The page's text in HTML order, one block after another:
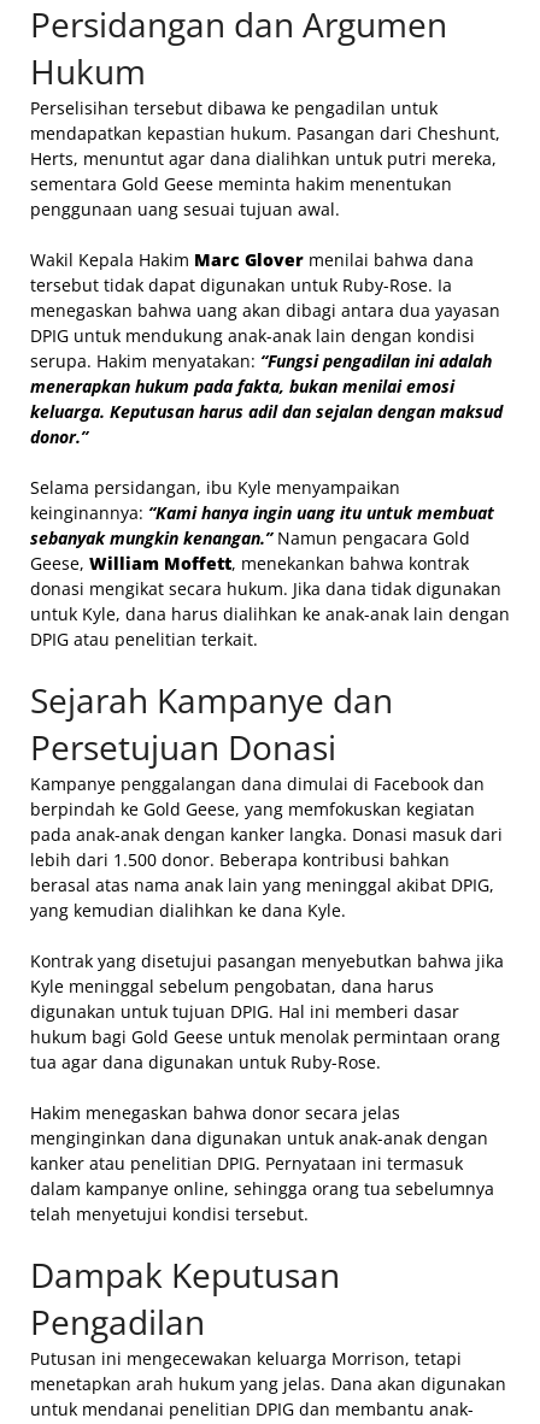
Persidangan dan Argumen
Hukum
Perselisihan tersebut dibawa ke pengadilan untuk
mendapatkan kepastian hukum. Pasangan dari Cheshunt,
Herts, menuntut agar dana dialihkan untuk putri mereka,
sementara Gold Geese meminta hakim menentukan
penggunaan uang sesuai tujuan awal.
Wakil Kepala Hakim Marc Glover menilai bahwa dana
tersebut tidak dapat digunakan untuk Ruby-Rose. Ia
menegaskan bahwa uang akan dibagi antara dua yayasan
DPIG untuk mendukung anak-anak lain dengan kondisi
serupa. Hakim menyatakan: “Fungsi pengadilan ini adalah
menerapkan hukum pada fakta, bukan menilai emosi
keluarga. Keputusan harus adil dan sejalan dengan maksud
donor.”
Selama persidangan, ibu Kyle menyampaikan
keinginannya: “Kami hanya ingin uang itu untuk membuat
sebanyak mungkin kenangan.”Namun pengacara Gold
Geese, William Moffett, menekankan bahwa kontrak
donasi mengikat secara hukum. Jika dana tidak digunakan
untuk Kyle, dana harus dialihkan ke anak-anak lain dengan
DPIG atau penelitian terkait.
Sejarah Kampanye dan
Persetujuan Donasi
Kampanye penggalangan dana dimulai di Facebook dan
berpindah ke Gold Geese, yang memfokuskan kegiatan
pada anak-anak dengan kanker langka. Donasi masuk dari
lebih dari 1.500 donor. Beberapa kontribusi bahkan
berasal atas nama anak lain yang meninggal akibat DPIG,
yang kemudian dialihkan ke dana Kyle.
Kontrak yang disetujui pasangan menyebutkan bahwa jika
Kyle meninggal sebelum pengobatan, dana harus
digunakan untuk tujuan DPIG. Hal ini memberi dasar
hukum bagi Gold Geese untuk menolak permintaan orang
tua agar dana digunakan untuk Ruby-Rose.
Hakim menegaskan bahwa donor secara jelas
menginginkan dana digunakan untuk anak-anak dengan
kanker atau penelitian DPIG. Pernyataan ini termasuk
dalam kampanye online, sehingga orang tua sebelumnya
telah menyetujui kondisi tersebut.
Dampak Keputusan
Pengadilan
Putusan ini mengecewakan keluarga Morrison, tetapi
menetapkan arah hukum yang jelas. Dana akan digunakan
untuk mendanai penelitian DPIG dan membantu anak-